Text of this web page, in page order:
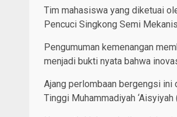
Tim mahasiswa yang diketuai
Pencuci Singkong Semi
Pengumuman kemenangan
menjadi bukti nyata bahwa
Ajang perlombaan bergengsi
Tinggi Muhammadiyah